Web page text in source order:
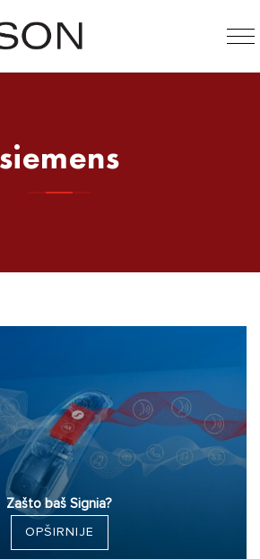
siemens
Zašto baš Signia?
OPŠIRNIJE